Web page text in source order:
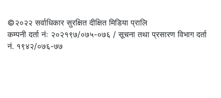
©२०२२सर्वाधिकार सुरक्षित दीक्षित मिडिया प्रालि
कम्पनी दर्ता नंः २०२१९७/०७५-०७६ / सूचना तथा प्रसारण विभाग दर्ता
नं. १९४२/०७६-७७